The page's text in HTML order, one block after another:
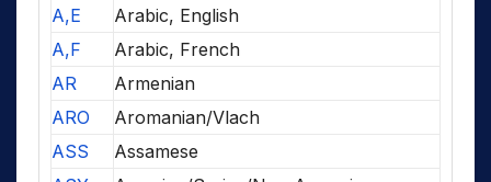
A,E
Arabic, English
A,F
Arabic, French
AR
Armenian
ARO
Aromanian/Vlach
ASS
Assamese